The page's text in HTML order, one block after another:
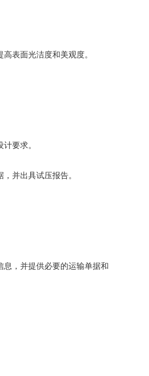
表面光洁度和美观度。
要求。
并出具试压报告。
，并提供必要的运输单据和